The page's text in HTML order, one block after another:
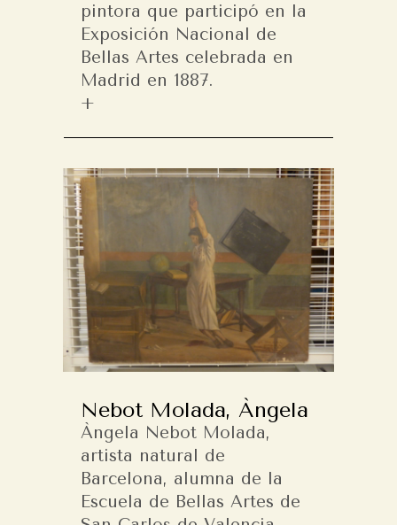
pintora que participó en la
Exposición Nacional de
Bellas Artes celebrada en
Madrid en 1887.
Nebot Molada, Àngela
Àngela Nebot Molada,
artista natural de
Barcelona, alumna de la
Escuela de Bellas Artes de